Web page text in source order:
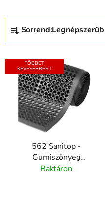
T
r
m
é
Sorrend:
T
e
TÖBBET
KEVESEBBÉRT
562 Sanitop -
Gumiszőnyeg
vízelvezető lyukakkal és
Raktáron